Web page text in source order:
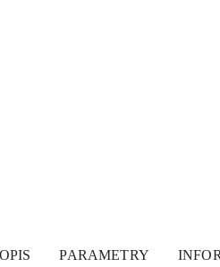
OPIS PARAMETRY